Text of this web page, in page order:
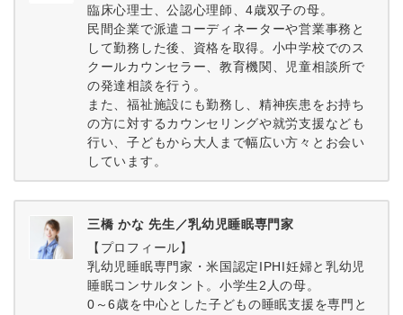
臨床心理士、公認心理師、4歳双子の母。
民間企業で派遣コーディネーターや営業事務と
して勤務した後、資格を取得。小中学校でのス
クールカウンセラー、教育機関、児童相談所で
の発達相談を行う。
また、福祉施設にも勤務し、精神疾患をお持ち
の方に対するカウンセリングや就労支援なども
行い、子どもから大人まで幅広い方々とお会い
しています。
三橋 かな 先生／乳幼児睡眠専門家
【プロフィール】
乳幼児睡眠専門家・米国認定IPHI妊婦と乳幼児
睡眠コンサルタント。小学生2人の母。
0～6歳を中心とした子どもの睡眠支援を専門と